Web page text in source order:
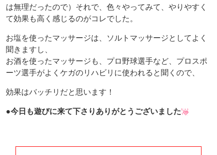
は無理だったので）それで、色々やってみて、やりやすく
て効果も高く感じるのがコレでした。
お塩を使ったマッサージは、ソルトマッサージとしてよく
聞きますし、
お酒を使ったマッサージも、プロ野球選手など、プロスポ
ーツ選手がよくケガのリハビリに使われると聞くので、
効果はバッチリだと思います！
●今日も遊びに来て下さりありがとうございました